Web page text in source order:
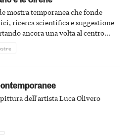
mostra temporanea che fonde
ricerca scientifica e suggestione
ancora una volta al centro
le meraviglie del passato astigiano
dell'artista Luca Olivero